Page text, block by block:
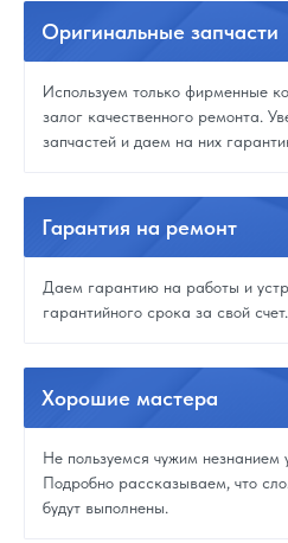
Оригинальные запчасти
Используем только фирменные
залог качественного ремонта.
запчастей и даем на них
Гарантия на ремонт
Даем гарантию на работы и
гарантийного срока за свой счет.
Хорошие мастера
Не пользуемся чужим незнанием
Подробно рассказываем, что
будут выполнены.